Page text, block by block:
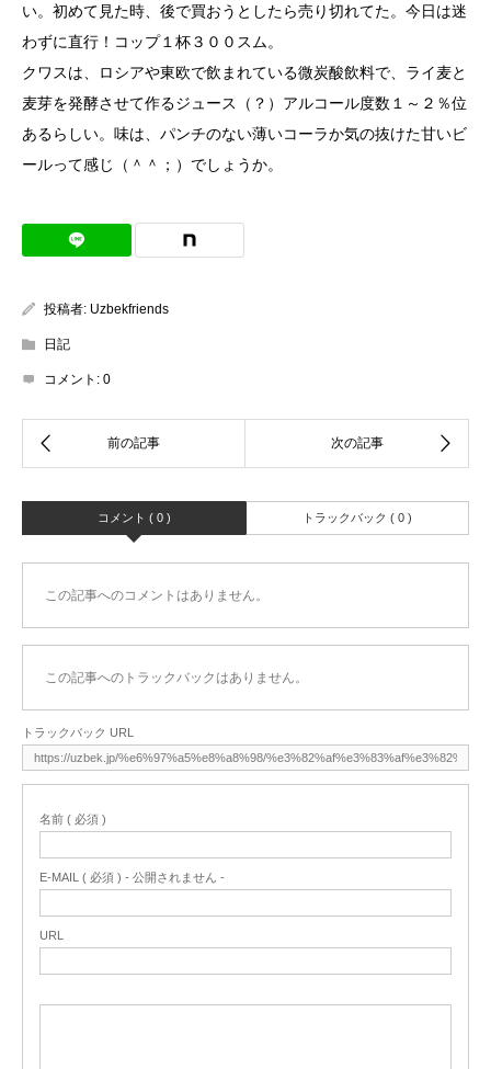
い。初めて見た時、後で買おうとしたら売り切れてた。今日は迷
わずに直行！コップ１杯３００スム。
クワスは、ロシアや東欧で飲まれている微炭酸飲料で、ライ麦と
麦芽を発酵させて作るジュース（？）アルコール度数１～２％位
あるらしい。味は、パンチのない薄いコーラか気の抜けた甘いビ
ールって感じ（＾＾；）でしょうか。
投稿者: Uzbekfriends
日記
コメント: 0
コメント ( 0 ) トラックバック ( 0 )
この記事へのコメントはありません。
この記事へのトラックバックはありません。
トラックバック URL
名前 ( 必須 )
E-MAIL ( 必須 ) - 公開されません -
URL